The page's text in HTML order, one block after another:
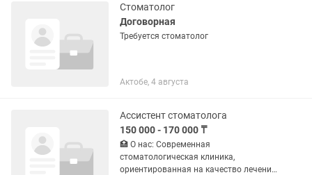
Стоматолог
Договорная
Требуется стоматолог
Актобе, 4 августа
Ассистент стоматолога
150 000 - 170 000 ₸
🏥 О нас: Современная
стоматологическая клиника,
ориентированная на качество лечения,